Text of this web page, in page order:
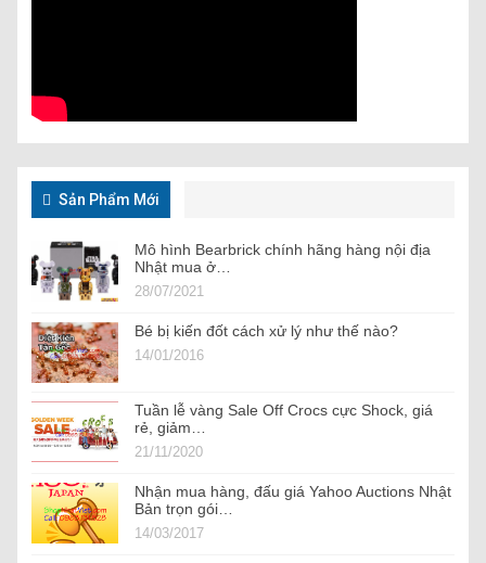
Sản Phẩm Mới
Mô hình Bearbrick chính hãng hàng nội địa
Nhật mua ở…
28/07/2021
Bé bị kiến đốt cách xử lý như thế nào?
14/01/2016
Tuần lễ vàng Sale Off Crocs cực Shock, giá
rẻ, giảm…
21/11/2020
Nhận mua hàng, đấu giá Yahoo Auctions Nhật
Bản trọn gói…
14/03/2017